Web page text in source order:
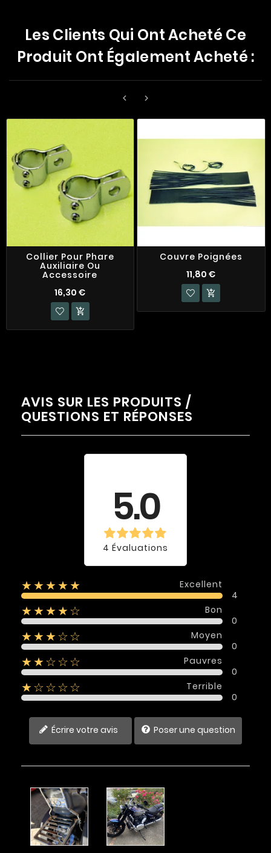
Les Clients Qui Ont Acheté Ce
Produit Ont Également Acheté :
 
Collier Pour Phare
Auxiliaire Ou
Accessoire
16,30 €

Couvre Poignées
11,80 €

AVIS SUR LES PRODUITS /
QUESTIONS ET RÉPONSES
5.0
4 Évaluations
★★★★★
Excellent
4
★★★★☆
Bon
0
★★★☆☆
Moyen
0
★★☆☆☆
Pauvres
0
★☆☆☆☆
Terrible
0
Écrire votre avis Poser une question